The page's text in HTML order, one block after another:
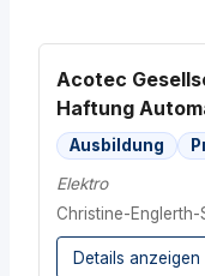
Acotec
Haftung
Ausbildung
Elektro
Christine-
Details anzeigen